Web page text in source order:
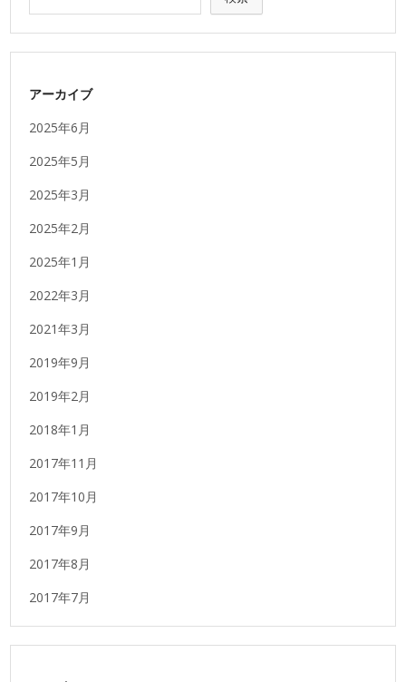
アーカイブ
2025年6月
2025年5月
2025年3月
2025年2月
2025年1月
2022年3月
2021年3月
2019年9月
2019年2月
2018年1月
2017年11月
2017年10月
2017年9月
2017年8月
2017年7月